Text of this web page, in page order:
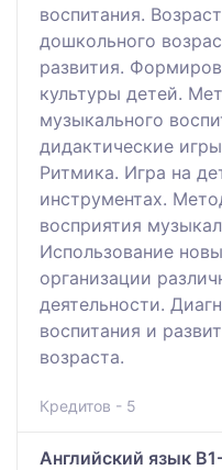
воспитания.
дошкольного
развития.
культуры детей.
музыкального
дидактические
Ритмика. Игра на
инструментах.
восприятия
Использование
организации
деятельности.
воспитания и
возраста.
Кредитов - 5
Английский язык